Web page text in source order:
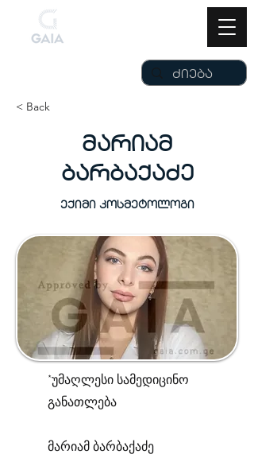
< Back
მარიამ
ბარბაქაძე
ექიმი კოსმეტოლოგი
*უმაღლესი სამედიცინო
განათლება
მარიამ ბარბაქაძე